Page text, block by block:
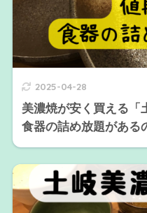
2025-04-28
美濃焼が安く買える「
食器の詰め放題がある